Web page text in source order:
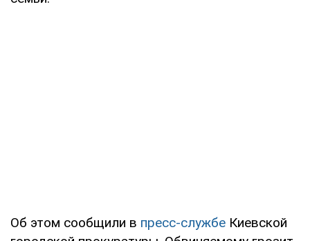
Об этом сообщили в пресс-службе Киевской